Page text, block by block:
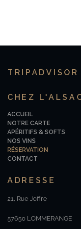
TRIPADVISOR
CHEZ
ACCUEIL
NOTRE CARTE
APÉRITIFS & SOFTS
NOS VINS
RÉSERVATION
CONTACT
ADRESSE
21, Rue Joffre
57650 LOMMERANGE